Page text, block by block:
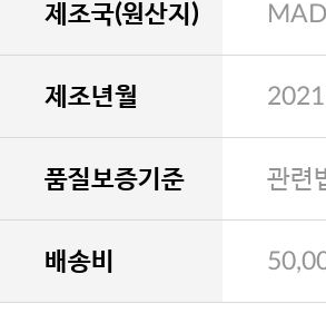
제조국(원산지)
제조년월
품질보증기준 관련
배송비